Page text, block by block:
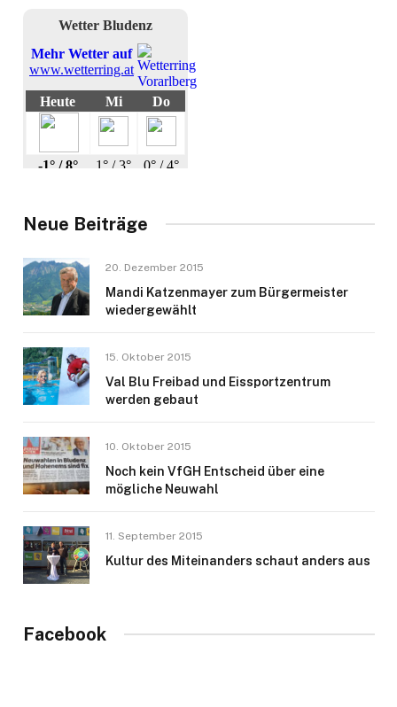
Neue Beiträge
20. Dezember 2015
Mandi Katzenmayer zum Bürgermeister
wiedergewählt
15. Oktober 2015
Val Blu Freibad und Eissportzentrum
werden gebaut
10. Oktober 2015
Noch kein VfGH Entscheid über eine
mögliche Neuwahl
11. September 2015
Kultur des Miteinanders schaut anders aus
Facebook